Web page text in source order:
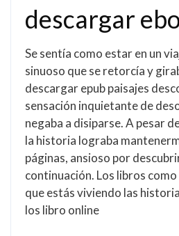
descargar
Se sentía como estar en un
sinuoso que se retorcía y
descargar epub paisajes
sensación inquietante de
negaba a disiparse. A pesar
la historia lograba
páginas, ansioso por
continuación. Los libros
que estás viviendo las
los libro online​